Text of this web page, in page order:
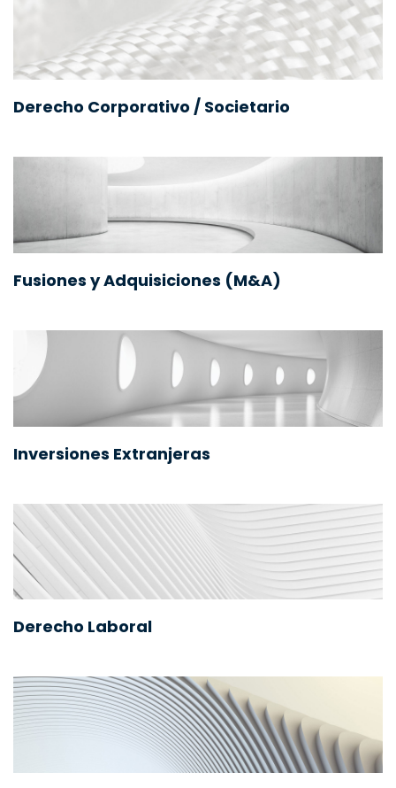
Derecho Corporativo / Societario
Fusiones y Adquisiciones (M&A)
Inversiones Extranjeras
Derecho Laboral